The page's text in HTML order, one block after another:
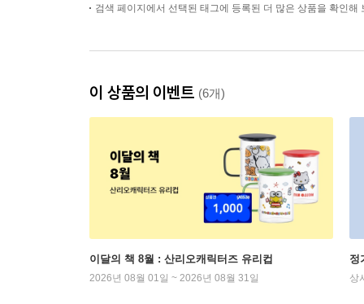
검색 페이지에서 선택된 태그에 등록된 더 많은 상품을 확인해
이 상품의 이벤트 (6개)
이달의 책 8월 : 산리오캐릭터즈 유리컵
2026년 08월 01일 ~ 2026년 08월 31일
정
상